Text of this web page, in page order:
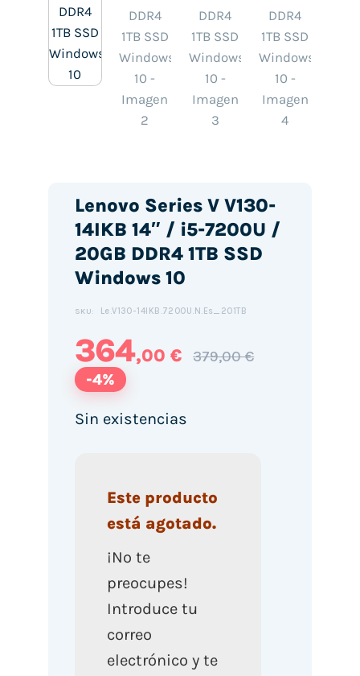
Lenovo Series V V130-
14IKB 14″ / i5-7200U /
20GB DDR4 1TB SSD
Windows 10
SKU: Le.V130-14IKB.7200U.N.Es_201TB
364,00 € 379,00 €
-4%
Sin existencias
Este producto
está agotado.
¡No te
preocupes!
Introduce tu
correo
electrónico y te